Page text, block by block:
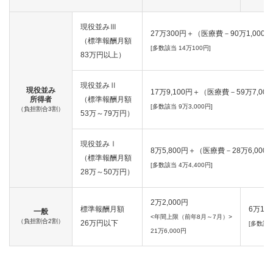
現役並み
所得者
（負担割合3割）
現役並みⅢ
（標準報酬月額
83万円以上）
27万300円＋（医療費－90万1,000
[多数該当 14万100円]
現役並みⅡ
（標準報酬月額
53万～79万円）
17万9,100円＋（医療費－59万
[多数該当 9万3,000円]
現役並みⅠ
（標準報酬月額
28万～50万円）
8万5,800円＋（医療費－28万6,000
[多数該当 4万4,400円]
一般
（負担割合2割）
標準報酬月額
26万円以下
2万2,000円
<年間上限（前年8月～7月）>
21万6,000円
6万
[多数該